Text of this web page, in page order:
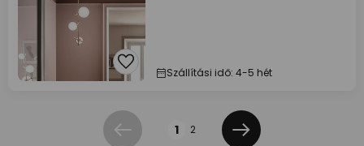
Szállítási idő: 4-5 hét
Előző 1 2
Következő